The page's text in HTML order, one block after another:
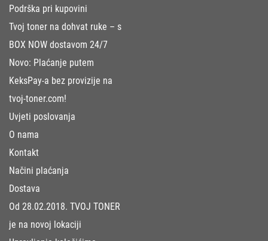
Podrška pri kupovini
Tvoj toner na dohvat ruke – s
BOX NOW dostavom 24/7
Novo: Plaćanje putem
KeksPay-a bez provizije na
tvoj-toner.com!
Uvjeti poslovanja
O nama
Kontakt
Načini plaćanja
Dostava
Od 28.02.2018. TVOJ TONER
je na novoj lokaciji